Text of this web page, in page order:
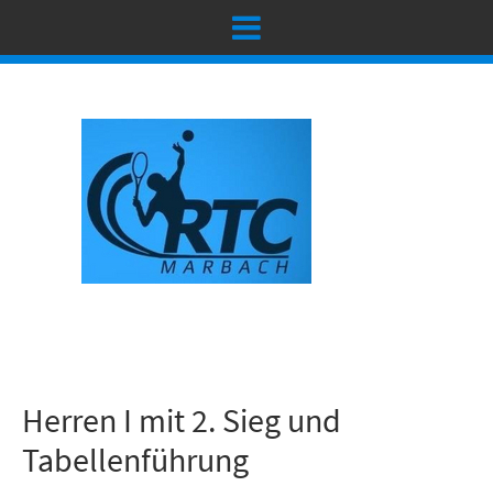
Herren I mit 2. Sieg und
Tabellenführung